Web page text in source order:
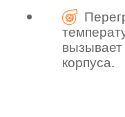
корпуса.